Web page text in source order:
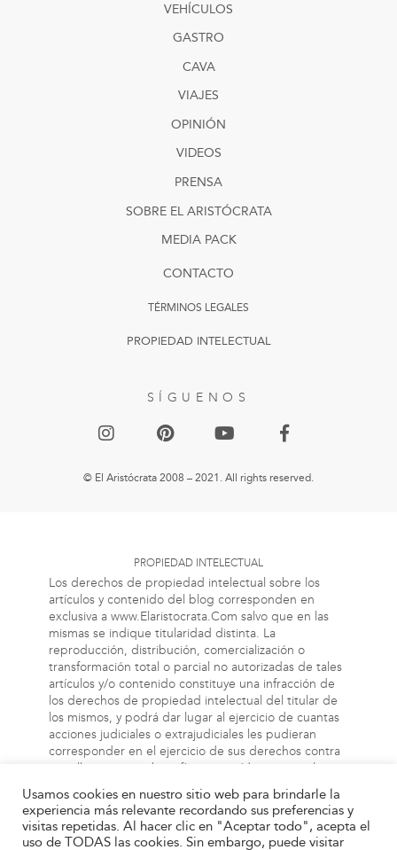
VEHÍCULOS
GASTRO
CAVA
VIAJES
OPINIÓN
VIDEOS
PRENSA
SOBRE EL ARISTÓCRATA
MEDIA PACK
SÍGUENOS
© El Aristócrata 2008 – 2021. All rights reserved.
PROPIEDAD INTELECTUAL
TÉRMINOS LEGALES
CONTACTO
PROPIEDAD INTELECTUAL
Los derechos de propiedad intelectual sobre los
artículos y contenido del blog corresponden en
exclusiva a www.Elaristocrata.Com salvo que en las
mismas se indique titularidad distinta. La
reproducción, distribución, comercialización o
transformación total o parcial no autorizadas de tales
artículos y/o contenido constituye una infracción de
los derechos de propiedad intelectual del titular de
los mismos, y podrá dar lugar al ejercicio de cuantas
acciones judiciales o extrajudiciales les pudieran
corresponder en el ejercicio de sus derechos contra
aquellas personas bien físicas o jurídicas que vulneren
o perjudiquen los referidos derechos. Asimismo, la
información a la cual el usuario puede acceder a
través de este blog, puede estar protegida por
derechos de propiedad industrial, intelectual o de
Usamos cookies en nuestro sitio web para brindarle la
experiencia más relevante recordando sus preferencias y
visitas repetidas. Al hacer clic en "Aceptar todo", acepta el
uso de TODAS las cookies. Sin embargo, puede visitar